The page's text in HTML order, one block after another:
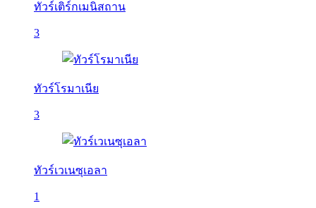
ทัวร์เติร์กเมนิสถาน
3
ทัวร์โรมาเนีย
3
ทัวร์เวเนซุเอลา
1